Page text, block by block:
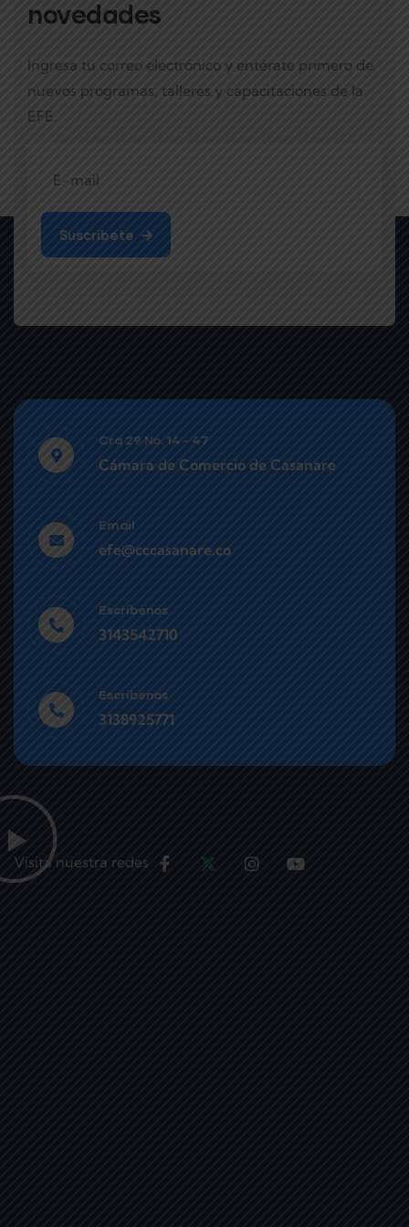
novedades
Ingresa tu correo electrónico y entérate primero de
nuevos programas, talleres y capacitaciones de la
EFE.
Cra 29 No. 14 - 47
Cámara de Comercio de Casanare
Email
efe@cccasanare.co
Escríbenos
3143542710
Escríbenos
3138925771
Visita nuestra redes